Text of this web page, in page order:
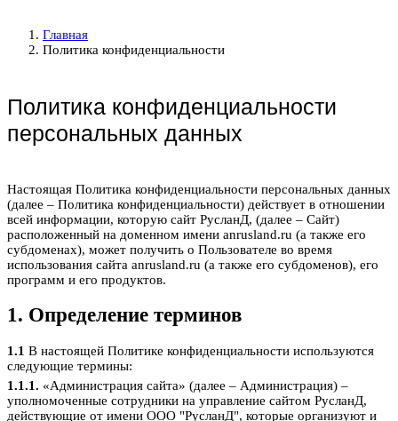
Главная
Политика конфиденциальности
Политика конфиденциальности
персональных данных
Настоящая Политика конфиденциальности персональных данных
(далее – Политика конфиденциальности) действует в отношении
всей информации, которую сайт РусланД, (далее – Сайт)
расположенный на доменном имени anrusland.ru (а также его
субдоменах), может получить о Пользователе во время
использования сайта anrusland.ru (а также его субдоменов), его
программ и его продуктов.
1. Определение терминов
1.1 В настоящей Политике конфиденциальности используются
следующие термины:
1.1.1. «Администрация сайта» (далее – Администрация) –
уполномоченные сотрудники на управление сайтом РусланД,
действующие от имени ООО "РусланД", которые организуют и